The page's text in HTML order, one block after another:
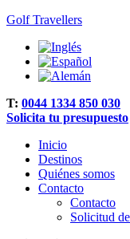
Golf Travellers
T: 0044 1334 850 030
Solicita tu presupuesto
Inicio
Destinos
Quiénes somos
Contacto
Contacto
Solicitud